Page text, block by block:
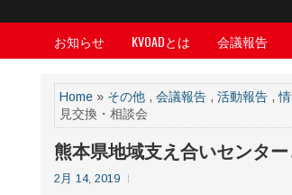
お知らせ KVOADとは 会議報告
Home » その他 , 会議報告 , 活動報告 ,
見交換・相談会
熊本県地域支え合いセンタ
2月 14, 2019